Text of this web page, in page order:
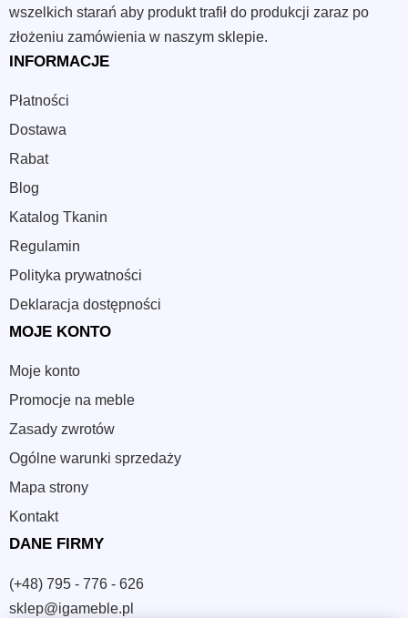
wszelkich starań aby produkt trafił do produkcji zaraz po
złożeniu zamówienia w naszym sklepie.
INFORMACJE
Płatności
Dostawa
Rabat
Blog
Katalog Tkanin
Regulamin
Polityka prywatności
Deklaracja dostępności
MOJE KONTO
Moje konto
Promocje na meble
Zasady zwrotów
Ogólne warunki sprzedaży
Mapa strony
Kontakt
DANE FIRMY
(+48) 795 - 776 - 626
sklep@igameble.pl